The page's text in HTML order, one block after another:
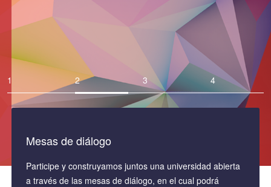
Mesas de diálogo
Participe y construyamos juntos una universidad abierta
a través de las mesas de diálogo, en el cual podrá